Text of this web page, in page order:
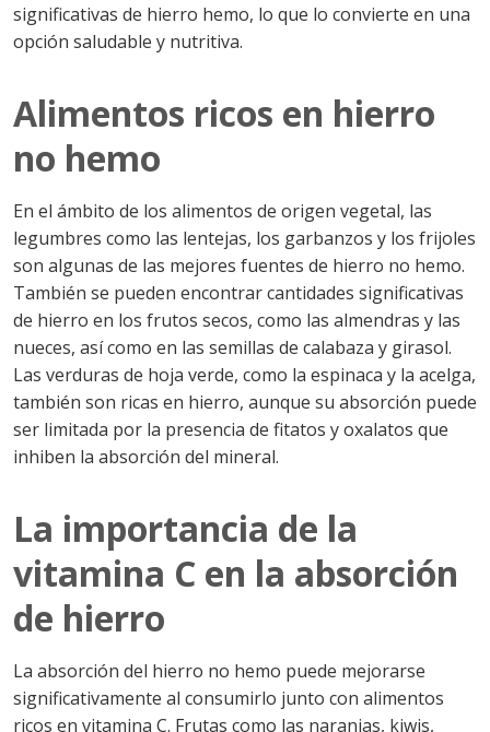
significativas de hierro hemo, lo que lo convierte en una
opción saludable y nutritiva.
Alimentos ricos en hierro
no hemo
En el ámbito de los alimentos de origen vegetal, las
legumbres como las lentejas, los garbanzos y los frijoles
son algunas de las mejores fuentes de hierro no hemo.
También se pueden encontrar cantidades significativas
de hierro en los frutos secos, como las almendras y las
nueces, así como en las semillas de calabaza y girasol.
Las verduras de hoja verde, como la espinaca y la acelga,
también son ricas en hierro, aunque su absorción puede
ser limitada por la presencia de fitatos y oxalatos que
inhiben la absorción del mineral.
La importancia de la
vitamina C en la absorción
de hierro
La absorción del hierro no hemo puede mejorarse
significativamente al consumirlo junto con alimentos
ricos en vitamina C. Frutas como las naranjas, kiwis,